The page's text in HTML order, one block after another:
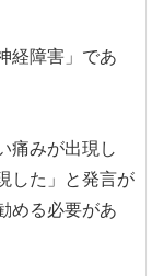
経障害」であ
痛みが出現し
した」と発言が
める必要があ